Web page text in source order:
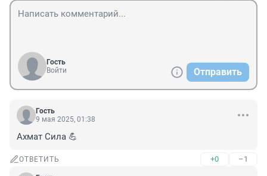
Гость
Войти
Отправить
Гость
9 мая 2025, 01:38
Ахмат Сила 💪
ОТВЕТИТЬ +0 –1